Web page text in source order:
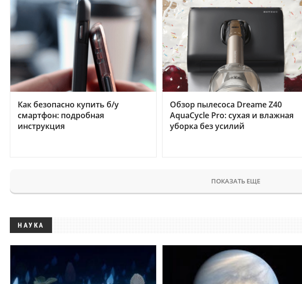
Как безопасно купить б/у
смартфон: подробная
инструкция
Обзор пылесоса Dreame Z40
AquaCycle Pro: сухая и влажная
уборка без усилий
ПОКАЗАТЬ ЕЩЕ
НАУКА